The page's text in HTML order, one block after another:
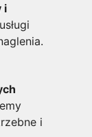
i
i